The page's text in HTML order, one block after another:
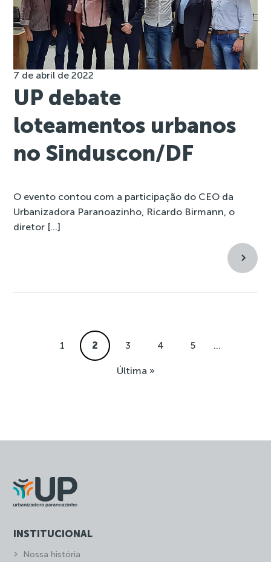
7 de abril de 2022
UP debate
loteamentos urbanos
no Sinduscon/DF
O evento contou com a participação do CEO da
Urbanizadora Paranoazinho, Ricardo Birmann, o
diretor […]
1 2 3 4 5 ...
Última »
INSTITUCIONAL
Nossa história